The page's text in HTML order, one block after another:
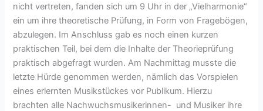
nicht vertreten, fanden sich um 9 Uhr in der „Vielharmonie“
ein um ihre theoretische Prüfung, in Form von Fragebögen,
abzulegen. Im Anschluss gab es noch einen kurzen
praktischen Teil, bei dem die Inhalte der Theorieprüfung
praktisch abgefragt wurden. Am Nachmittag musste die
letzte Hürde genommen werden, nämlich das Vorspielen
eines erlernten Musikstückes vor Publikum. Hierzu
brachten alle Nachwuchsmusikerinnen- und Musiker ihre